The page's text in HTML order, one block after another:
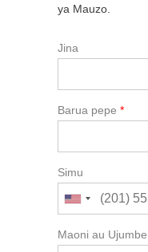
ya Mauzo.
Jina
Barua pepe *
Simu
Maoni au Ujumbe